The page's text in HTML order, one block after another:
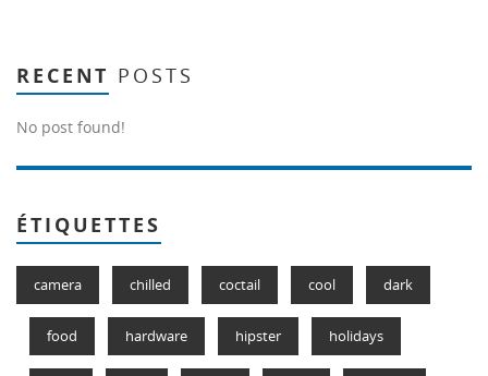
RECENT POSTS
No post found!
ÉTIQUETTES
camera chilled coctail cool dark
food hardware hipster holidays